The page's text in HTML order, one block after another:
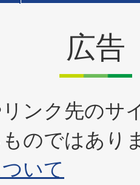
広告
ンク先のサ
のではあり
いて